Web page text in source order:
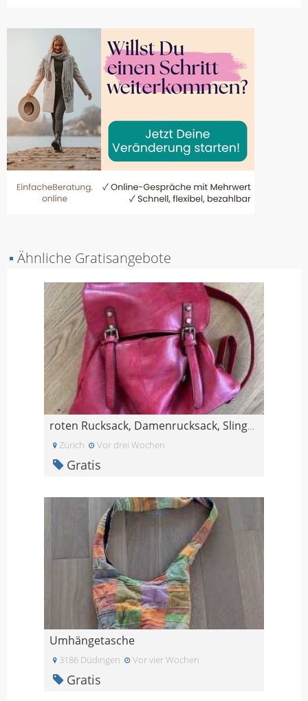
▪ Ähnliche Gratisangebote
roten Rucksack, Damenrucksack, Slingbag
Zürich Vor drei Wochen
Gratis
Umhängetasche
3186 Düdingen Vor vier Wochen
Gratis